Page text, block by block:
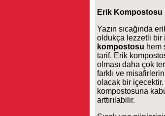
Erik Kompostosu
Yazın sıcağında
oldukça lezzetli bir
kompostosu hem
tarif. Erik
olması daha çok
farklı ve
olacak bir
kompostosuna
arttırılabilir.